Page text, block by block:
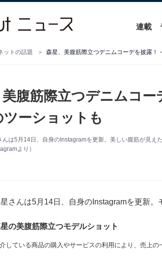
連載
ットの話題 森星、美腹筋際立つデニムコーデを披露！
腹筋際立つデニムコ
ーショットも
んは5月14日、自身のInstagramを更新。美しい腹筋が見え
より）
さんは5月14日、自身のInstagramを更新。
星の美腹筋際立つモデルショット
している商品の購入やサービスの利用により、売上の